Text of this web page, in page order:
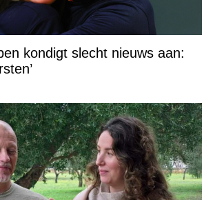
kondigt slecht nieuws aan: